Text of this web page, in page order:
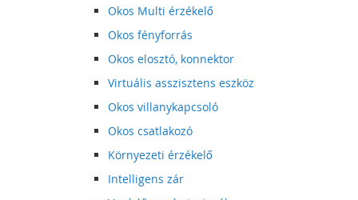
Okos Multi érzékelő
Okos fényforrás
Okos elosztó, konnektor
Virtuális asszisztens eszköz
Okos villanykapcsoló
Okos csatlakozó
Környezeti érzékelő
Intelligens zár